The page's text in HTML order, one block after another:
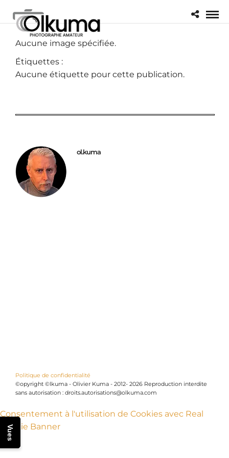
Aucune image spécifiée.
Étiquettes :
Aucune étiquette pour cette publication.
ol.kuma
Politique de confidentialité
©opyright ©lkuma - Olivier Kuma - 2012- 2026 Reproduction interdite
sans autorisation : droits.autorisations@olkuma.com
Vues
Consentement à l'utilisation de Cookies avec Real
Cookie Banner